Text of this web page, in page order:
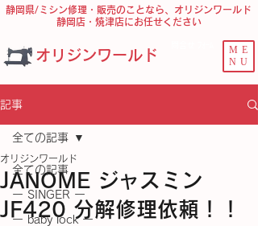
オリジンワールド
ME
NU
静岡県/ミシン修理・販売のことなら、オリジンワールド
静岡店・焼津店にお任せください
記事
全ての記事
ー SINGER ー
ー baby lock ー
全ての記事
JANOME ジャスミン
JF420 分解修理依頼！！
オリジンワールド